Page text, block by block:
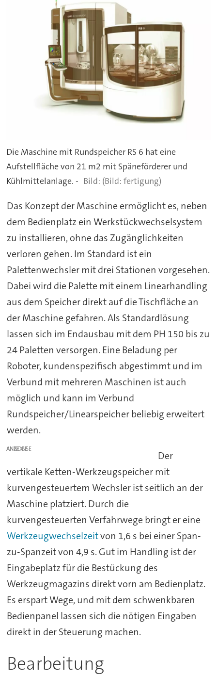
Die Maschine mit Rundspeicher RS 6 hat eine
Aufstellfläche von 21 m2 mit Späneförderer und
Kühlmittelanlage. -
(Bild: fertigung)
Das Konzept der Maschine ermöglicht es, neben
dem Bedienplatz ein Werkstückwechselsystem
zu installieren, ohne das Zugänglichkeiten
verloren gehen. Im Standard ist ein
Palettenwechsler mit drei Stationen vorgesehen.
Dabei wird die Palette mit einem Linearhandling
aus dem Speicher direkt auf die Tischfläche an
der Maschine gefahren. Als Standardlösung
lassen sich im Endausbau mit dem PH 150 bis zu
24 Paletten versorgen. Eine Beladung per
Roboter, kundenspezifisch abgestimmt und im
Verbund mit mehreren Maschinen ist auch
möglich und kann im Verbund
Rundspeicher/Linearspeicher beliebig erweitert
werden.
ANZEIGE
Der
vertikale Ketten-Werkzeugspeicher mit
kurvengesteuertem Wechsler ist seitlich an der
Maschine platziert. Durch die
kurvengesteuerten Verfahrwege bringt er eine
Werkzeugwechselzeitvon 1,6 s bei einer Span-
zu-Spanzeit von 4,9 s. Gut im Handling ist der
Eingabeplatz für die Bestückung des
Werkzeugmagazins direkt vorn am Bedienplatz.
Es erspart Wege, und mit dem schwenkbaren
Bedienpanel lassen sich die nötigen Eingaben
direkt in der Steuerung machen.
Bearbeitung